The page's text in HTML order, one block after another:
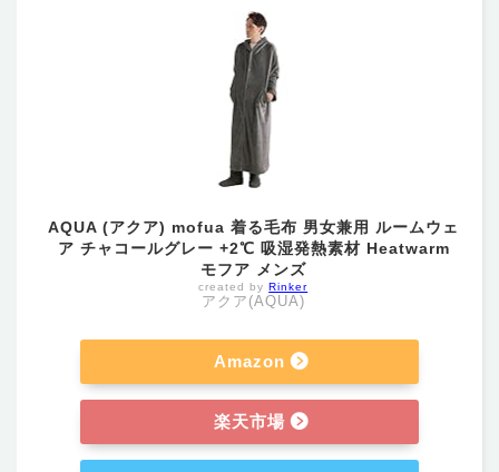
AQUA (アクア) mofua 着る毛布 男女兼用 ルームウェ
ア チャコールグレー +2℃ 吸湿発熱素材 Heatwarm
モフア メンズ
created byRinker
アクア(AQUA)
Amazon
楽天市場